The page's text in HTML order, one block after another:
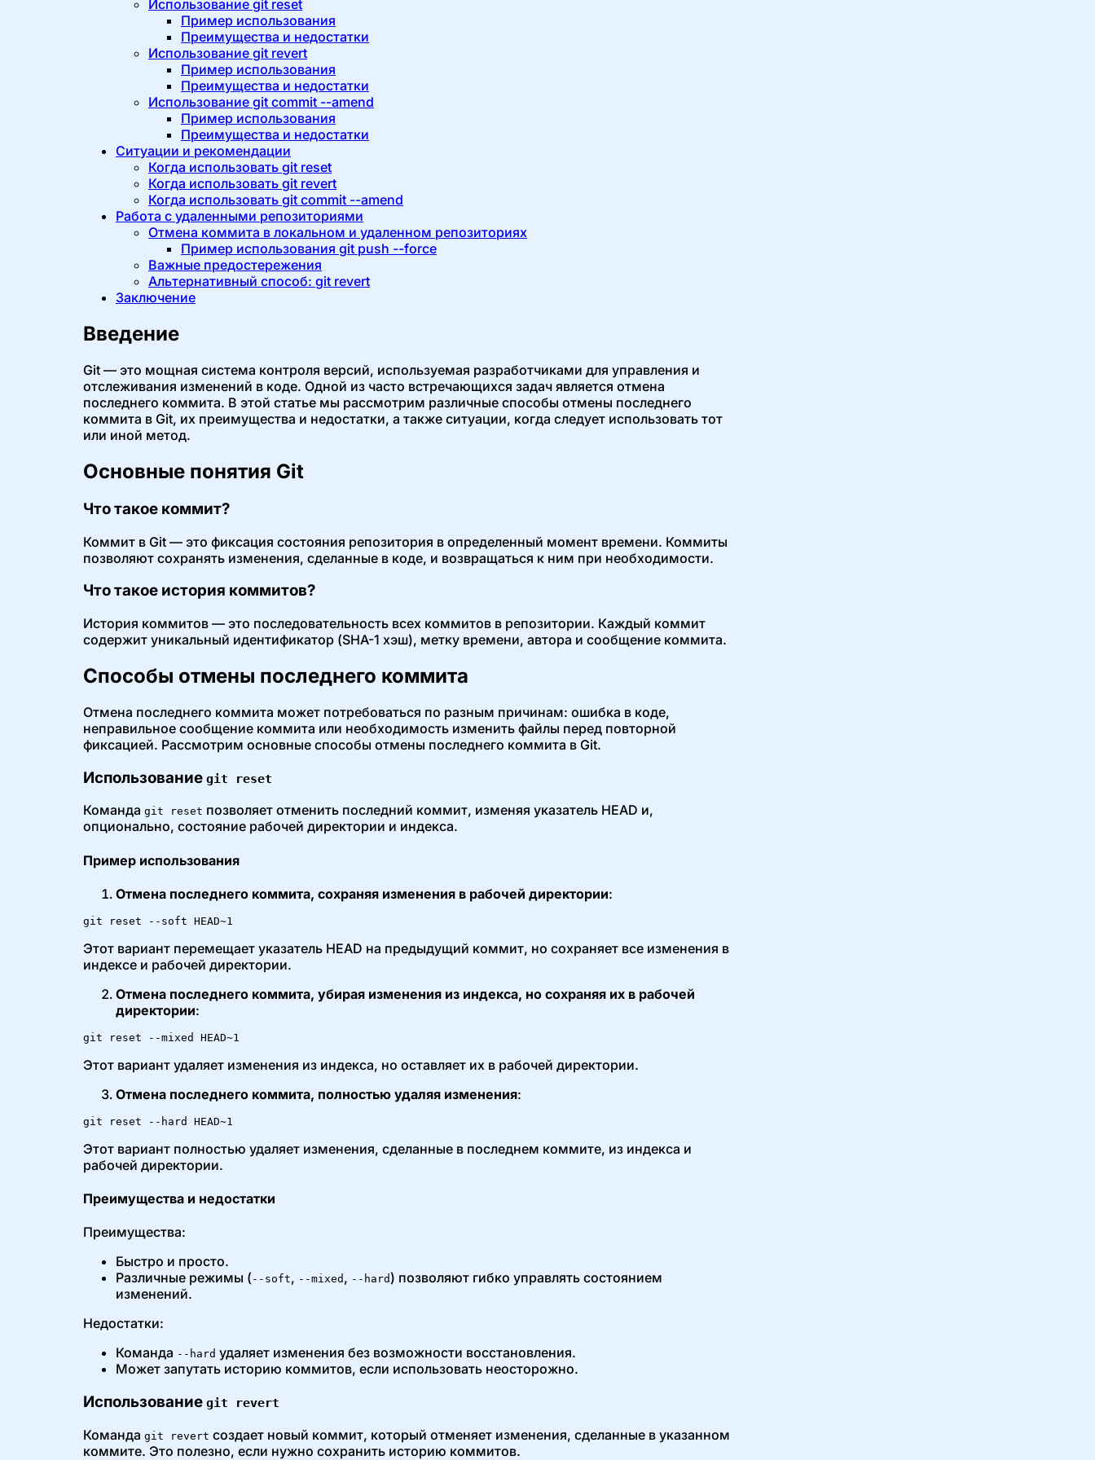
Использование git reset
Пример использования
Преимущества и недостатки
Использование git revert
Пример использования
Преимущества и недостатки
Использование git commit --amend
Пример использования
Преимущества и недостатки
Ситуации и рекомендации
Когда использовать git reset
Когда использовать git revert
Когда использовать git commit --amend
Работа с удаленными репозиториями
Отмена коммита в локальном и удаленном репозиториях
Пример использования git push --force
Важные предостережения
Альтернативный способ: git revert
Заключение
Введение
Git — это мощная система контроля версий, используемая разработчиками для управления и
отслеживания изменений в коде. Одной из часто встречающихся задач является отмена
последнего коммита. В этой статье мы рассмотрим различные способы отмены последнего
коммита в Git, их преимущества и недостатки, а также ситуации, когда следует использовать тот
или иной метод.
Основные понятия Git
Что такое коммит?
Коммит в Git — это фиксация состояния репозитория в определенный момент времени. Коммиты
позволяют сохранять изменения, сделанные в коде, и возвращаться к ним при необходимости.
Что такое история коммитов?
История коммитов — это последовательность всех коммитов в репозитории. Каждый коммит
содержит уникальный идентификатор (SHA-1 хэш), метку времени, автора и сообщение коммита.
Способы отмены последнего коммита
Отмена последнего коммита может потребоваться по разным причинам: ошибка в коде,
неправильное сообщение коммита или необходимость изменить файлы перед повторной
фиксацией. Рассмотрим основные способы отмены последнего коммита в Git.
Использование git reset
Команда git reset позволяет отменить последний коммит, изменяя указатель HEAD и,
опционально, состояние рабочей директории и индекса.
Пример использования
Отмена последнего коммита, сохраняя изменения в рабочей директории:
git reset --soft HEAD~1
Этот вариант перемещает указатель HEAD на предыдущий коммит, но сохраняет все изменения в
индексе и рабочей директории.
Отмена последнего коммита, убирая изменения из индекса, но сохраняя их в рабочей
директории:
git reset --mixed HEAD~1
Этот вариант удаляет изменения из индекса, но оставляет их в рабочей директории.
Отмена последнего коммита, полностью удаляя изменения:
git reset --hard HEAD~1
Этот вариант полностью удаляет изменения, сделанные в последнем коммите, из индекса и
рабочей директории.
Преимущества и недостатки
Преимущества:
Быстро и просто.
Различные режимы ( --soft, --mixed , --hard ) позволяют гибко управлять состоянием
изменений.
Недостатки:
Команда --hard удаляет изменения без возможности восстановления.
Может запутать историю коммитов, если использовать неосторожно.
Использование git revert
Команда git revert создает новый коммит, который отменяет изменения, сделанные в указанном
коммите. Это полезно, если нужно сохранить историю коммитов.